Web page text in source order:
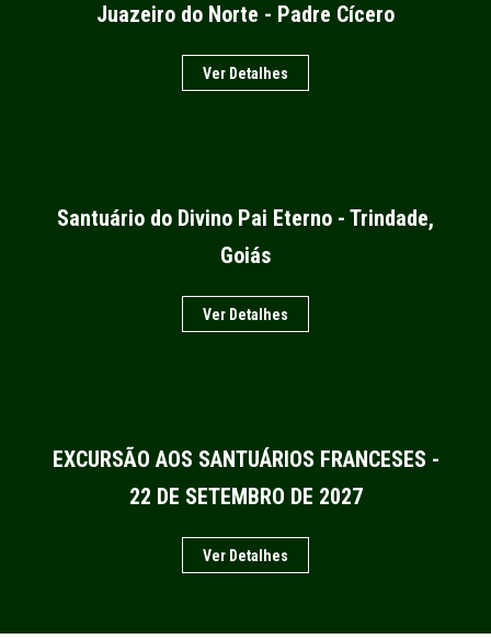
Juazeiro do Norte - Padre Cícero
Ver Detalhes
Santuário do Divino Pai Eterno - Trindade,
Goiás
Ver Detalhes
EXCURSÃO AOS SANTUÁRIOS FRANCESES -
22 DE SETEMBRO DE 2027
Ver Detalhes